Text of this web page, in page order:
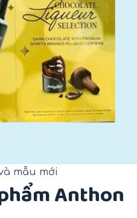
mẫu mới
Anthon